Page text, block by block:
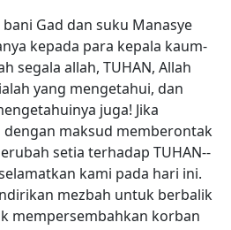
Gad dan suku Manasye
kepada para kepala kaum-
segala allah, TUHAN, Allah
yang mengetahui, dan
juga! Jika
maksud memberontak
setia terhadap TUHAN--
kami pada hari ini.
mezbah untuk berbalik
mempersembahkan korban